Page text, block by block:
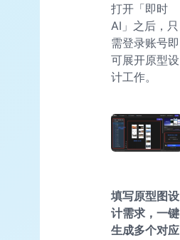
打开「即时
AI」之后，只
需登录账号即
可展开原型设
计工作。
填写原型图设
计需求，一键
生成多个对应